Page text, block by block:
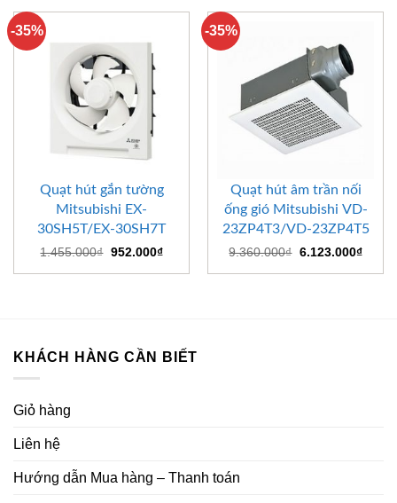
-35%
Quạt hút gắn tường
Mitsubishi EX-
30SH5T/EX-30SH7T
1.455.000₫ Giá
là:
952.000₫Giá
tại
-35%
Quạt hút âm trần nối
ống gió Mitsubishi VD-
23ZP4T3/VD-23ZP4T5
9.360.000₫ Giá
là:
6.123.000₫Giá
tại
KHÁCH HÀNG CẦN BIẾT
Giỏ hàng
Liên hệ
Hướng dẫn Mua hàng – Thanh toán